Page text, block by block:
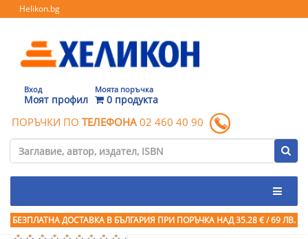
Helikon.bg
Вход
Моят профил
Моята поръчка
0 продукта
ПОРЪЧКИ ПО ТЕЛЕФОНА 02 460 40 90
БЕЗПЛАТНА ДОСТАВКА В БЪЛГАРИЯ ПРИ ПОРЪЧКА НАД 35.28 € / 69 ЛВ.